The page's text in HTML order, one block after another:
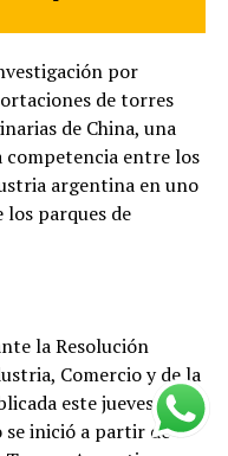
por
de torres
de China, una
competencia entre los
argentina en uno
parques de
la Resolución
Comercio y de la
este jueves en el
inició a partir de